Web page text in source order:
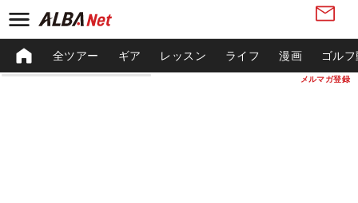
メルマガ登録
全ツアー ギア レッスン ライフ 漫画 ゴル